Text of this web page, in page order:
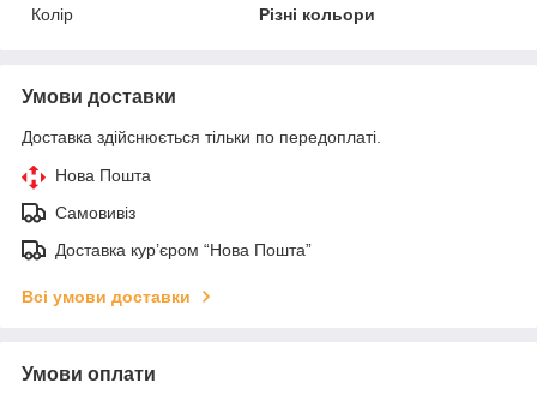
Колір
Різні кольори
Умови доставки
Доставка здійснюється тільки по передоплаті.
Нова Пошта
Самовивіз
Доставка кур’єром “Нова Пошта”
Всі умови доставки
Умови оплати